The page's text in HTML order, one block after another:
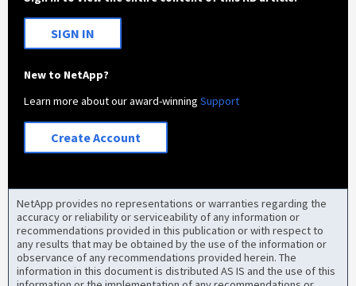
SIGN IN
New to NetApp?
Learn more about our award-winningSupport
Create Account
NetApp provides no representations or warranties regarding the
accuracy or reliability or serviceability of any information or
recommendations provided in this publication or with respect to
any results that may be obtained by the use of the information or
observance of any recommendations provided herein. The
information in this document is distributed AS IS and the use of this